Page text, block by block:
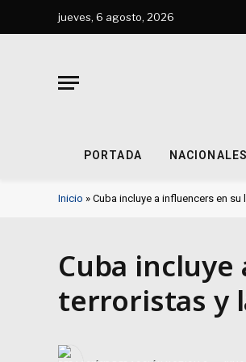
jueves, 6 agosto, 2026
6 Ago 30°C
PORTADA NACIONALES
Inicio » Cuba incluye a influencers en su
Cuba
terroristas y